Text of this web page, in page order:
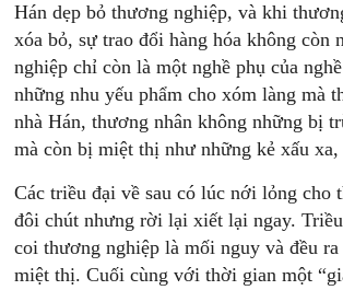
Hán dẹp bỏ thương nghiệp, và khi
xóa bỏ, sự trao đổi hàng hóa không còn
nghiệp chỉ còn là một nghề phụ của
những nhu yếu phẩm cho xóm làng mà
nhà Hán, thương nhân không những bị
mà còn bị miệt thị như những kẻ xấu
Các triều đại về sau có lúc nới lỏng cho
đôi chút nhưng rời lại xiết lại ngay.
coi thương nghiệp là mối nguy và đều
miệt thị. Cuối cùng với thời gian một